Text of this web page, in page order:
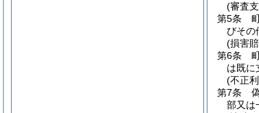
(審査
第5条
びその
(損害
第6条
は既に
(不正
第7条
部又は